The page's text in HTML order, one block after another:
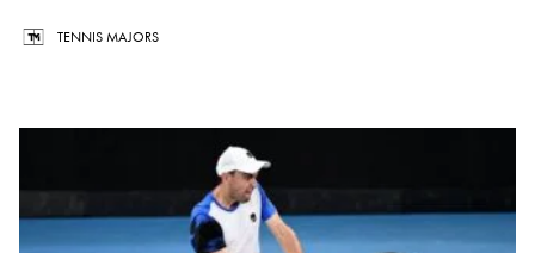
TENNIS MAJORS